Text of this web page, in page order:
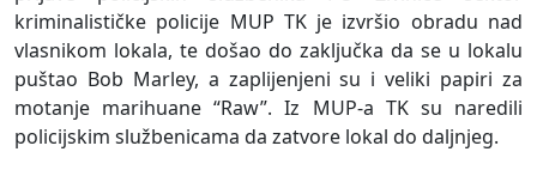
kriminalističke policije MUP TK je izvršio obradu nad
vlasnikom lokala, te došao do zaključka da se u lokalu
puštao Bob Marley, a zaplijenjeni su i veliki papiri za
motanje marihuane “Raw”. Iz MUP-a TK su naredili
policijskim službenicama da zatvore lokal do daljnjeg.